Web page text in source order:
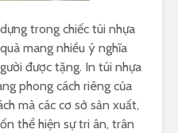
trong chiếc túi nhựa
mang nhiều ý nghĩa
được tặng. In túi nhựa
phong cách riêng của
mà các cơ sở sản xuất,
thể hiện sự tri ân, trân